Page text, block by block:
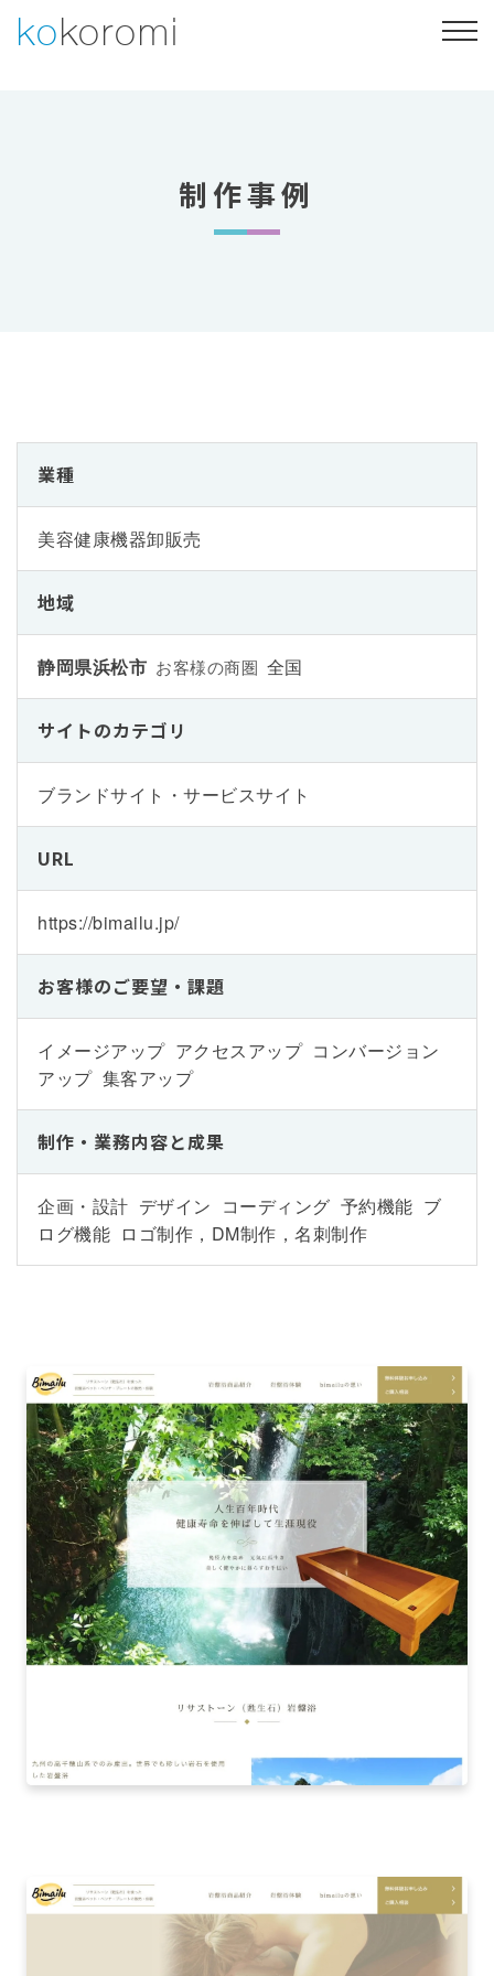
Skipkokoromi
053-469-4730
制作事例
業種
美容健康機器卸販売
地域
静岡県浜松市 お客様の商圏 全国
サイトのカテゴリ
ブランドサイト・サービスサイト
URL
https://bimailu.jp/
お客様のご要望・課題
イメージアップ アクセスアップ コンバージョン
アップ 集客アップ
制作・業務内容と成果
企画・設計 デザイン コーディング 予約機能 ブ
ログ機能 ロゴ制作，DM制作，名刺制作